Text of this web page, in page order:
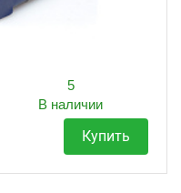
5
В наличии
Купить